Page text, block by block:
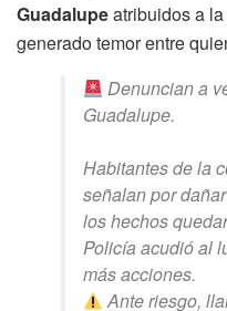
Guadalupeatribuidos a
generado temor entre
Denuncian a
Guadalupe.
Habitantes de la
señalan por
los hechos
Policía acudió al
más acciones.
Ante riesgo,